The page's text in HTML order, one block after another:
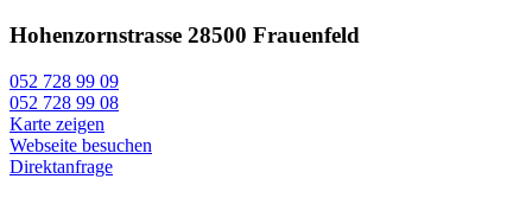
Hohenzornstrasse 28500 Frauenfeld
052 728 99 09
052 728 99 08
Karte zeigen
Webseite besuchen
Direktanfrage